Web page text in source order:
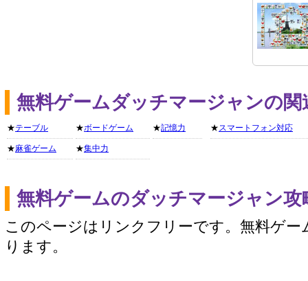
無料ゲームダッチマージャンの
★テーブル
★麻雀ゲーム
★ボードゲーム
★集中力
★記憶力 ★スマートフォン対応
無料ゲームのダッチマージャン
このページはリンクフリーです。無料ゲー
ります。